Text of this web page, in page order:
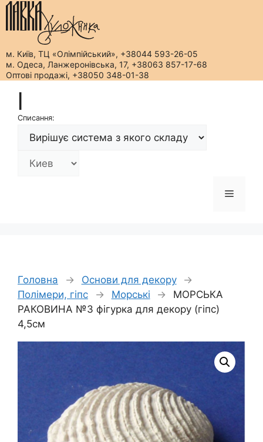
м. Київ, ТЦ «Олімпійський», +38044 593-26-05
м. Одеса, Ланжеронівська, 17, +38063 857-17-68
Оптові продажі, +38050 348-01-38
вмістуСписання:
Меню
Головна → Основи для декору
→
Полімери, гіпс
→ Морські →
МОРСЬКА
РАКОВИНА №3 фігурка для декору (гіпс)
4,5см